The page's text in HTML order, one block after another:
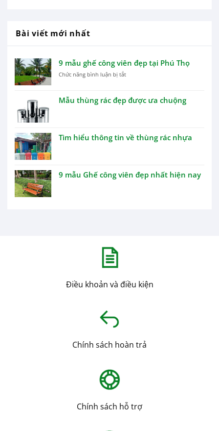
Bài viết mới nhất
9 mẫu ghế công viên đẹp tại Phú Thọ
Chức năng bình luận bị tắtở
ghế
Phú
Mẫu thùng rác đẹp được ưa chuộng
Tìm hiểu thông tin về thùng rác nhựa
9 mẫu Ghế công viên đẹp nhất hiện nay
Điều khoản và điều kiện
Chính sách hoàn trả
Chính sách hỗ trợ